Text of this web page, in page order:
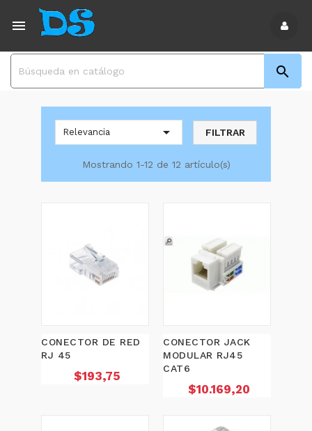


Relevancia  FILTRAR
Mostrando 1-12 de 12 artículo(s)
CONECTOR DE RED
RJ 45
Precio
$193,75
CONECTOR JACK
MODULAR RJ45
CAT6
Precio
$10.169,20